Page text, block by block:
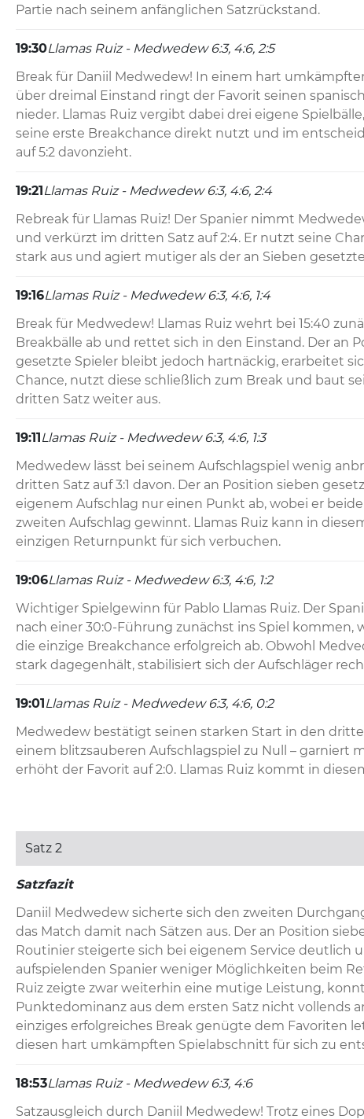
Partie nach seinem anfänglichen Satzrückstand.
19:30Llamas Ruiz - Medwedew 6:3, 4:6, 2:5
Break für Daniil Medwedew! In einem hart
über dreimal Einstand ringt der Favorit seinen
nieder. Llamas Ruiz vergibt dabei drei eigene
seine erste Breakchance direkt nutzt und im
auf 5:2 davonzieht.
19:21 Llamas Ruiz - Medwedew 6:3, 4:6, 2:4
Rebreak für Llamas Ruiz! Der Spanier nimmt
und verkürzt im dritten Satz auf 2:4. Er nutzt seine
stark aus und agiert mutiger als der an Sieben
19:16Llamas Ruiz - Medwedew 6:3, 4:6, 1:4
Break für Medwedew! Llamas Ruiz wehrt bei 15:40
Breakbälle ab und rettet sich in den Einstand. Der an
gesetzte Spieler bleibt jedoch hartnäckig, erarbeitet
Chance, nutzt diese schließlich zum Break und baut
dritten Satz weiter aus.
19:11 Llamas Ruiz - Medwedew 6:3, 4:6, 1:3
Medwedew lässt bei seinem Aufschlagspiel wenig
dritten Satz auf 3:1 davon. Der an Position sieben
eigenem Aufschlag nur einen Punkt ab, wobei er
zweiten Aufschlag gewinnt. Llamas Ruiz kann in
einzigen Returnpunkt für sich verbuchen.
19:06Llamas Ruiz - Medwedew 6:3, 4:6, 1:2
Wichtiger Spielgewinn für Pablo Llamas Ruiz. Der
nach einer 30:0-Führung zunächst ins Spiel kommen,
die einzige Breakchance erfolgreich ab. Obwohl
stark dagegenhält, stabilisiert sich der Aufschläger
19:01 Llamas Ruiz - Medwedew 6:3, 4:6, 0:2
Medwedew bestätigt seinen starken Start in den
einem blitzsauberen Aufschlagspiel zu Null – garniert
erhöht der Favorit auf 2:0. Llamas Ruiz kommt in
Medwedew startet perfekt in den entscheidenden
75 Prozent gewonnener Returnpunkte setzt der
unter Druck. 1:0-Führung für Medwedew.
Satz 2
Satzfazit
Daniil Medwedew sicherte sich den zweiten
das Match damit nach Sätzen aus. Der an Position
Routinier steigerte sich bei eigenem Service deutlich
aufspielenden Spanier weniger Möglichkeiten beim
Ruiz zeigte zwar weiterhin eine mutige Leistung,
Punktedominanz aus dem ersten Satz nicht vollends
einziges erfolgreiches Break genügte dem Favoriten
diesen hart umkämpften Spielabschnitt für sich zu
18:53Llamas Ruiz - Medwedew 6:3, 4:6
Satzausgleich durch Daniil Medwedew! Trotz eines